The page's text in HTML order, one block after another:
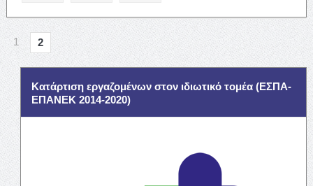
1 2
Κατάρτιση εργαζομένων στον ιδιωτικό τομέα (ΕΣΠΑ-
ΕΠΑΝΕΚ 2014-2020)